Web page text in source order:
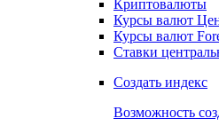
Криптовалюты
Курсы валют
Курсы валют
Ставки
Создать индекс
Возможность